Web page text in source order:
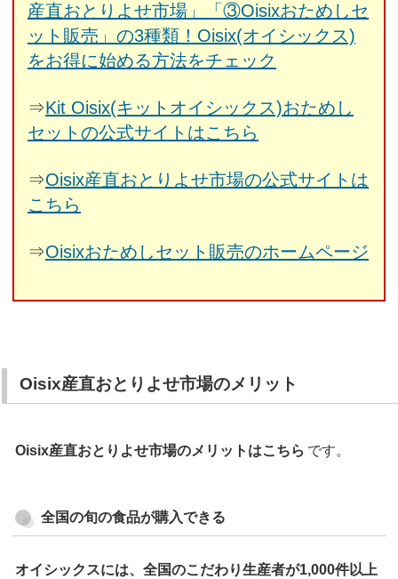
産直おとりよせ市場」「③Oisixおためしセ
ット販売」の3種類！Oisix(オイシックス)
をお得に始める方法をチェック
⇒Kit Oisix(キットオイシックス)おためし
セットの公式サイトはこちら
⇒Oisix産直おとりよせ市場の公式サイトは
こちら
⇒Oisixおためしセット販売のホームページ
Oisix産直おとりよせ市場のメリット
Oisix産直おとりよせ市場のメリットはこちら です。
全国の旬の食品が購入できる
オイシックスには、全国のこだわり生産者が1,000件以上